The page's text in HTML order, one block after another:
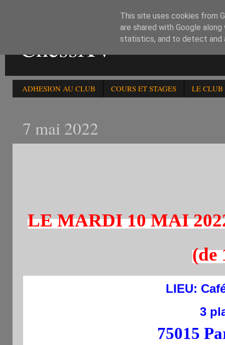
ChessXV
ADHESION AU CLUB COURS ET STAGES LE CLUB
7 mai 2022
LE MARDI 10 MAI
(de
LIEU:
3
75015
This site uses cookies from
are shared with Google
statistics, and to detect and